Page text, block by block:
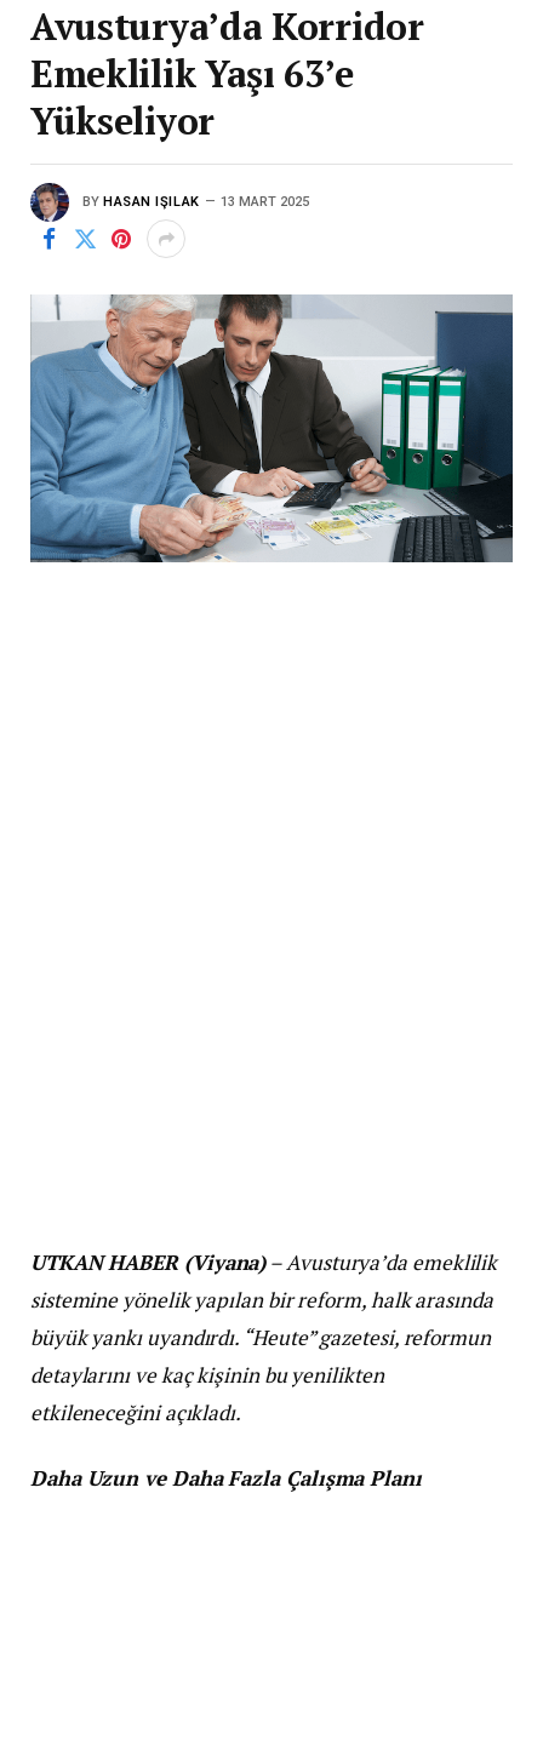
Avusturya’da Korridor
Emeklilik Yaşı 63’e
Yükseliyor
BY HASAN IŞILAK 13 MART 2025
UTKAN HABER (Viyana)– Avusturya’da emeklilik
sistemine yönelik yapılan bir reform, halk arasında
büyük yankı uyandırdı. “Heute” gazetesi, reformun
detaylarını ve kaç kişinin bu yenilikten
etkileneceğini açıkladı.
Daha Uzun ve Daha Fazla Çalışma Planı